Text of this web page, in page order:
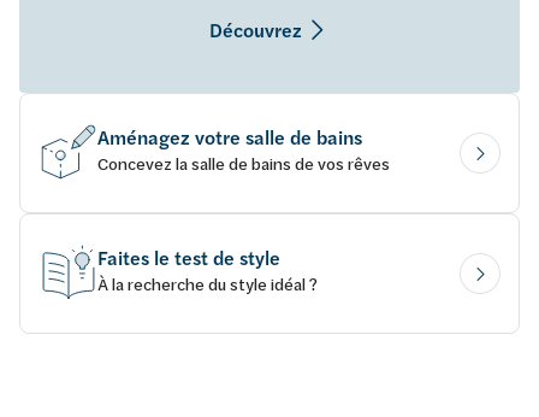
Découvrez
Aménagez votre salle de bains
Concevez la salle de bains de vos rêves
Faites le test de style
À la recherche du style idéal ?